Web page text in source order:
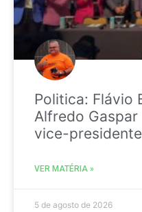
Politica: Flávio
Alfredo
vice-presidente
VER MATÉRIA »
5 de agosto de 2026